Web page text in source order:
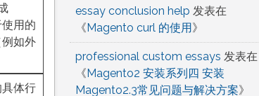
用的
如外
体行
essay conclusion help 发表在
《Magento curl 的使用》
professional custom essays 发表在
《Magento2 安装系列四 安装
Magento2.3常见问题与解决方案》